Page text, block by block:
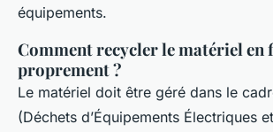
équipements.
Comment recycler le matériel en
proprement ?
Le matériel doit être géré dans le
(Déchets d’Équipements Électriques